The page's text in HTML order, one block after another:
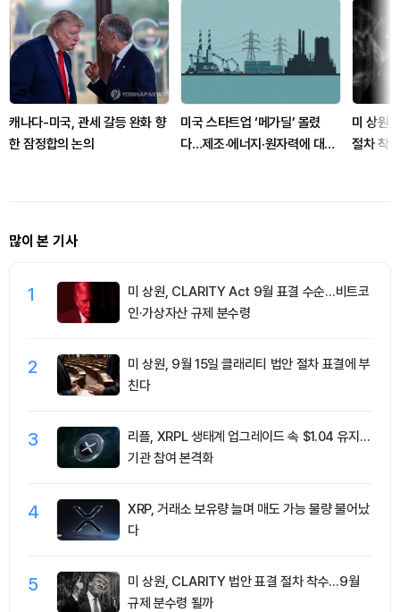
캐나다-미국, 관세 갈등 완화 향
한 잠정합의 논의
미국 스타트업 ‘메가딜’ 몰렸
다…제조·에너지·원자력에 대형
미 상원,
절차 착
많이 본 기사
1
미 상원, CLARITY Act 9월 표결 수순…비트코
인·가상자산 규제 분수령
2
미 상원, 9월 15일 클래리티 법안 절차 표결에 부
친다
3
리플, XRPL 생태계 업그레이드 속 $1.04 유지…
기관 참여 본격화
4
XRP, 거래소 보유량 늘며 매도 가능 물량 불어났
다
5
미 상원, CLARITY 법안 표결 절차 착수…9월
규제 분수령 될까